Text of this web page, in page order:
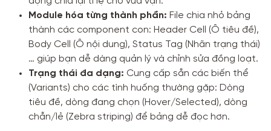
Module hóa từng thành phần: File chia nhỏ bảng
thành các component con: Header Cell (Ô tiêu đề),
Body Cell (Ô nội dung), Status Tag (Nhãn trạng thái)
… giúp bạn dễ dàng quản lý và chỉnh sửa đồng loạt.
Trạng thái đa dạng: Cung cấp sẵn các biến thể
(Variants) cho các tình huống thường gặp: Dòng
tiêu đề, dòng đang chọn (Hover/Selected), dòng
chẵn/lẻ (Zebra striping) để bảng dễ đọc hơn.